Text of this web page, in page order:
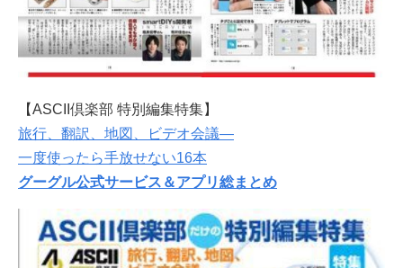
【ASCII倶楽部 特別編集特集】
旅行、翻訳、地図、ビデオ会議―
一度使ったら手放せない16本
グーグル公式サービス＆アプリ総まとめ